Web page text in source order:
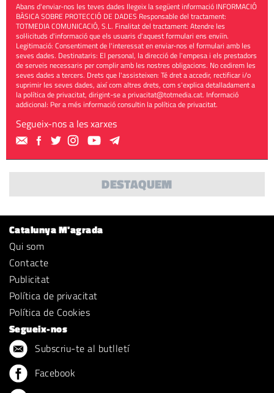
Abans d'enviar-nos les teves dades llegeix la següent informació INFORMACIÓ
BÀSICA SOBRE PROTECCIÓ DE DADES Responsable del tractament:
TOTMEDIA COMUNICACIÓ, S.L. Finalitat del tractament: Atendre les
sol·licituds d'informació que els usuaris d'aquest formulari ens enviïn.
Legitimació: Consentiment de l'interessat en enviar-nos el formulari amb les
seves dades. Destinataris: El personal, la direcció de l'empesa i els prestadors
de serveis necessaris per complir amb les nostres obligacions. No cedirem les
seves dades a tercers. Drets que l'assisteixen: Té dret a accedir, rectificar i/o
suprimir les seves dades, així com altres drets, com s'explica detalladament a
la política de privacitat, dirigint-se aprivacitat@totmedia.cat. Informació
addicional: Per a més informació consultin lapolítica de privacitat.
Segueix-nos a les xarxes
DESTAQUEM
Catalunya M'agrada
Qui som
Contacte
Publicitat
Política de privacitat
Política de Cookies
Segueix-nos
Subscriu-te al butlletí
Facebook